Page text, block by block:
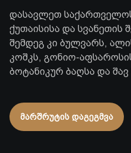
დასავლეთ
ქუთაისისა და სვანეთის
შემდეგ კი ბულვარს,
კოშკს, გონიო-
ბოტანიკურ ბაღსა და შავ
მარშრუტის დაგეგმვა